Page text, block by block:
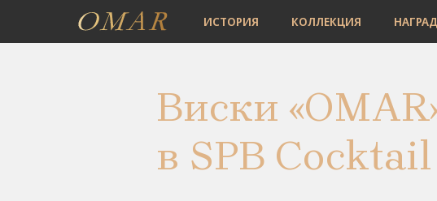
ИСТОРИЯ КОЛЛЕКЦИЯ
Виски
в SPB